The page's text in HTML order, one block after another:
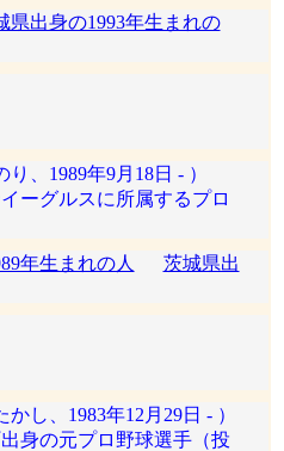
県出身の1993年生まれの
、1989年9月18日 - ）
ーグルスに所属するプロ
年生まれの人
茨城県出
し、1983年12月29日 - ）
身の元プロ野球選手（投